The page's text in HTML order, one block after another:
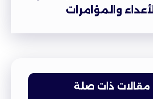
الأعداء والمؤامرات
مقالات ذات صلة